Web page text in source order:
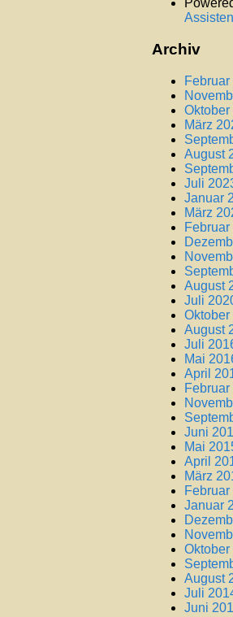
Archiv
Oktober
März
August
Juli
Januar
März
Februar
August
Juli
Oktober
August
Juli
Mai
April
Juni
Mai
April
März
Januar
Oktober
August
Juli
Juni